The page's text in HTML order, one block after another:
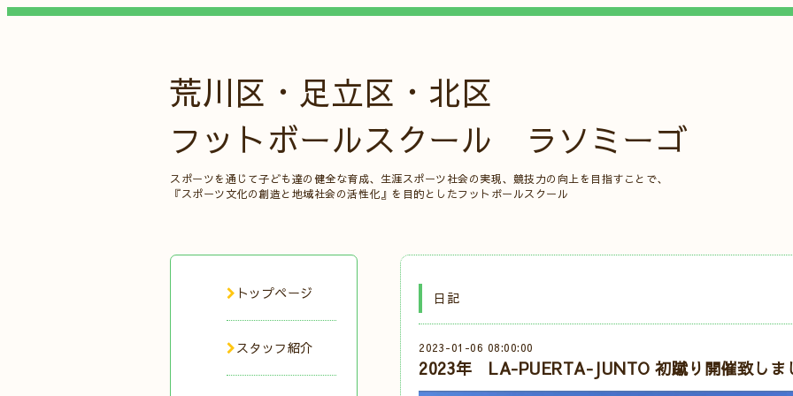
荒川区・足立区・北区
フットボールスクール ラソミーゴ
スポーツを通じて子ども達の健全な育成、生涯スポーツ社会の実現、競技力の向上を目指すことで、
『スポーツ文化の創造と地域社会の活性化』を目的としたフットボールスクール
日記
2023-01-06 08:00:00
2023年 LA-PUERTA-JUNTO 初蹴り開催致しま
トップページ
スタッフ紹介